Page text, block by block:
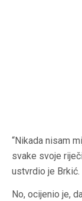
“Nikada nisam
svake svoje
ustvrdio je Brkić.
No, ocijenio je,